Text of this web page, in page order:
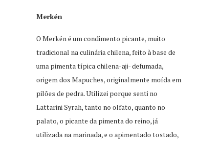
Merkén
O Merkén é um condimento picante, muito
tradicional na culinária chilena, feito à base de
uma pimenta típica chilena-aji- defumada,
origem dos Mapuches, originalmente moída em
pilões de pedra. Utilizei porque senti no
Lattarini Syrah, tanto no olfato, quanto no
palato, o picante da pimenta do reino, já
utilizada na marinada, e o apimentado tostado,